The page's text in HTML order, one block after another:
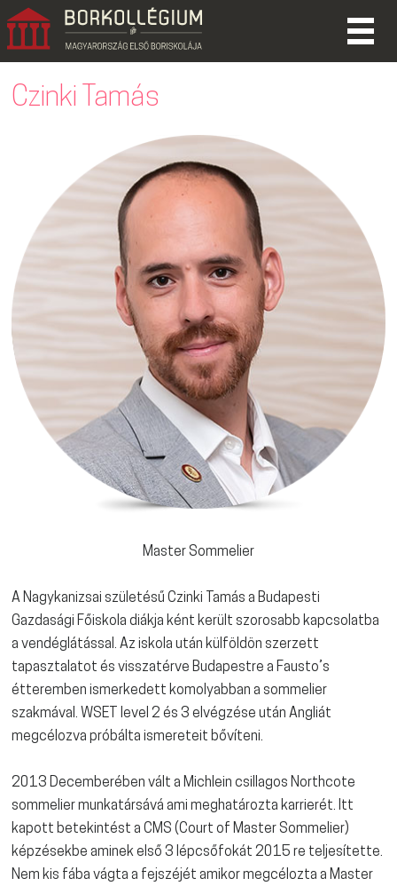
Czinki Tamás
Master Sommelier
A Nagykanizsai születésű Czinki Tamás a Budapesti
Gazdasági Főiskola diákja ként került szorosabb kapcsolatba
a vendéglátással. Az iskola után külföldön szerzett
tapasztalatot és visszatérve Budapestre a Fausto’s
étteremben ismerkedett komolyabban a sommelier
szakmával. WSET level 2 és 3 elvégzése után Angliát
megcélozva próbálta ismereteit bővíteni.
2013 Decemberében vált a Michlein csillagos Northcote
sommelier munkatársává ami meghatározta karrierét. Itt
kapott betekintést a CMS (Court of Master Sommelier)
képzésekbe aminek első 3 lépcsőfokát 2015 re teljesítette.
Nem kis fába vágta a fejszéjét amikor megcélozta a Master